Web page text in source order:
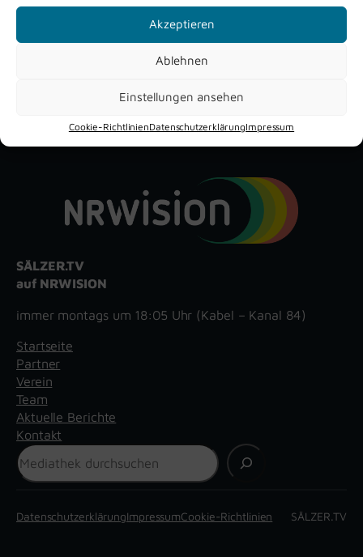
Akzeptieren
Ablehnen
Einstellungen ansehen
Cookie-RichtlinienDatenschutzerklärungImpressum
YouTube
Instagram
Facebook
SÄLZER.TV
auf NRWISION
immer montags um 18:05 Uhr (Kabel – Kanal 84)
Startseite
Partner
Verein
Team
Aktuelle Berichte
Kontakt
Suchen
DatenschutzerklärungImpressumCookie-Richtlinien SÄLZER.TV